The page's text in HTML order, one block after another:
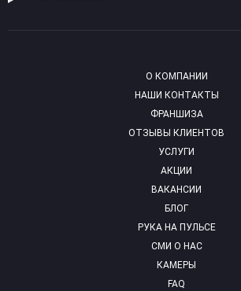
О КОМПАНИИ
НАШИ КОНТАКТЫ
ФРАНШИЗА
ОТЗЫВЫ КЛИЕНТОВ
УСЛУГИ
АКЦИИ
ВАКАНСИИ
БЛОГ
РУКА НА ПУЛЬСЕ
СМИ О НАС
КАМЕРЫ
FAQ